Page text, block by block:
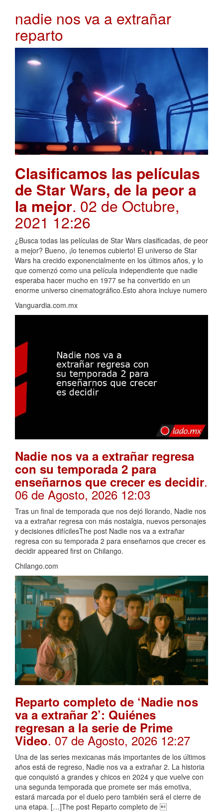
nadie nos va a extrañar
reparto
Clasificamos las películas
de Star Wars, de la peor a
la mejor. 02 de Octubre,
2021 12:26
¿Busca todas las películas de Star Wars clasificadas, de peor
a mejor? Bueno, ¡lo tenemos cubierto! El universo de Star
Wars ha crecido exponencialmente en los últimos años, y lo
que comenzó como una película independiente que nadie
esperaba hacer mucho en 1977 se ha convertido en un
enorme universo cinematográfico.Esto ahora incluye numero
Vanguardia.com.mx
Nadie nos va a extrañar regresa
con su temporada 2 para
enseñarnos que crecer es decidir.
06 de Agosto, 2026 12:03
Tras un final de temporada que nos dejó llorando, Nadie nos
va a extrañar regresa con más nostalgia, nuevos personajes
y decisiones difícilesThe post Nadie nos va a extrañar
regresa con su temporada 2 para enseñarnos que crecer es
decidir appeared first on Chilango.
Chilango.com
Reparto completo de ‘Nadie nos
va a extrañar 2’: Quiénes
regresan a la serie de Prime
Video. 07 de Agosto, 2026 12:27
Una de las series mexicanas más importantes de los últimos
años está de regreso, Nadie nos va a extrañar 2. La historia
que conquistó a grandes y chicos en 2024 y que vuelve con
una segunda temporada que promete ser más emotiva,
estará marcada por el duelo pero también será el cierre de
una etapa. […]The post Reparto completo de 